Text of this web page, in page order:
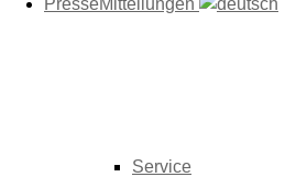
PresseMitteilungen
Service